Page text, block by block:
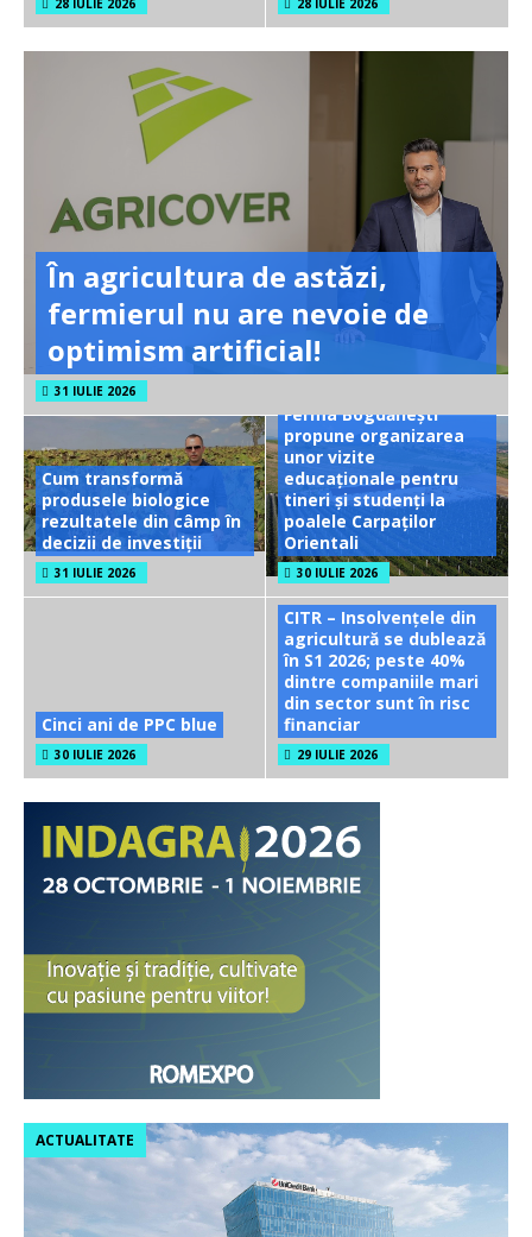
28 IULIE 2026 28 IULIE 2026
În agricultura de astăzi,
fermierul nu are nevoie de
optimism artificial!
31 IULIE 2026
Cum transformă
produsele biologice
rezultatele din câmp în
decizii de investiții
31 IULIE 2026
Ferma Bogdănești
propune organizarea
unor vizite
educaționale pentru
tineri și studenți la
poalele Carpaților
Orientali
30 IULIE 2026
Cinci ani de PPC blue
30 IULIE 2026
CITR – Insolvențele din
agricultură se dublează
în S1 2026; peste 40%
dintre companiile mari
din sector sunt în risc
financiar
29 IULIE 2026
ACTUALITATE